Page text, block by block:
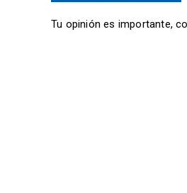
Tu opinión es importante,